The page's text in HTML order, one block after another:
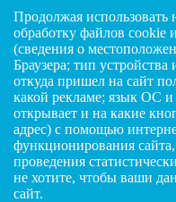
Продолжая использовать
обработку файлов cookie
(сведения о
Браузера; тип
откуда пришел на сайт
какой рекламе; язык ОС и
открывает и на какие
адрес) с помощью
функционирования
проведения
не хотите, чтобы ваши
сайт.
ч. 2 ст. 437
подробную
сроках выполнения
ИП Андриянов
ИНН:
ОГРНИП: